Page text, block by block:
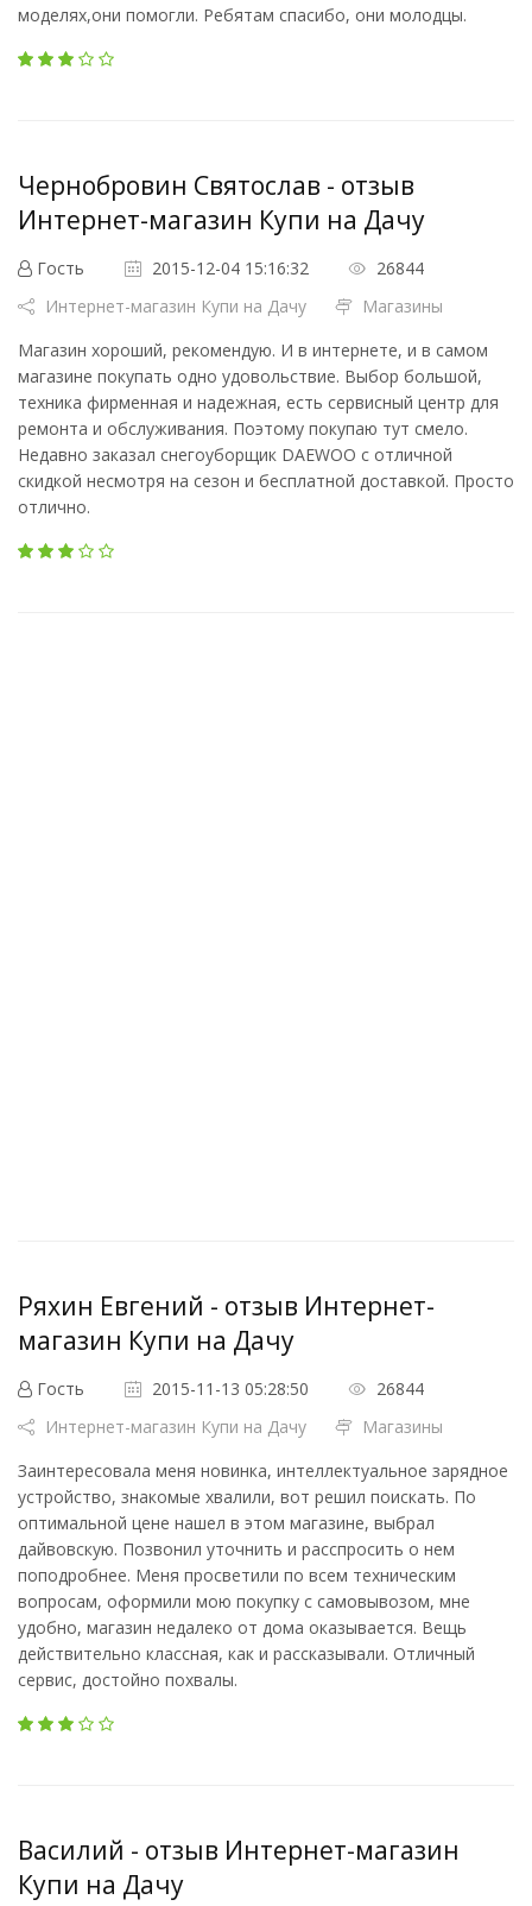
моделях,они помогли. Ребятам спасибо, они молодцы.
Чернобровин Святослав - отзыв
Интернет-магазин Купи на Дачу
Гость 2015-12-04 15:16:32
26844
Интернет-магазин Купи на Дачу
Магазины
Магазин хороший, рекомендую. И в интернете, и в самом
магазине покупать одно удовольствие. Выбор большой,
техника фирменная и надежная, есть сервисный центр для
ремонта и обслуживания. Поэтому покупаю тут смело.
Недавно заказал снегоуборщик DAEWOO с отличной
скидкой несмотря на сезон и бесплатной доставкой. Просто
отлично.
Ряхин Евгений - отзыв Интернет-
магазин Купи на Дачу
Гость 2015-11-13 05:28:50
26844
Интернет-магазин Купи на Дачу
Магазины
Заинтересовала меня новинка, интеллектуальное зарядное
устройство, знакомые хвалили, вот решил поискать. По
оптимальной цене нашел в этом магазине, выбрал
дайвовскую. Позвонил уточнить и расспросить о нем
поподробнее. Меня просветили по всем техническим
вопросам, оформили мою покупку с самовывозом, мне
удобно, магазин недалеко от дома оказывается. Вещь
действительно классная, как и рассказывали. Отличный
сервис, достойно похвалы.
Василий - отзыв Интернет-магазин
Купи на Дачу